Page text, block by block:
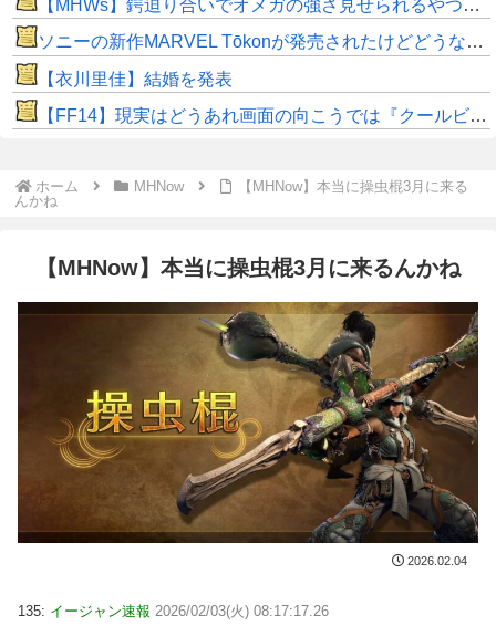
【MHWs】鍔迫り合いでオメガの強さ見せられるやつ一番すき
ソニーの新作MARVEL Tōkonが発売されたけどどうなん？
【衣川里佳】結婚を発表
【FF14】現実はどうあれ画面の向こうでは『クールビューティーなお姉さん』になれる！これがネトゲの醍醐味だよな【リムサ放置】
ホーム MHNow
【MHNow】本当に操虫棍3月に来る
んかね
【MHNow】本当に操虫棍3月に来るんかね
2026.02.04
135: イージャン速報 2026/02/03(火) 08:17:17.26